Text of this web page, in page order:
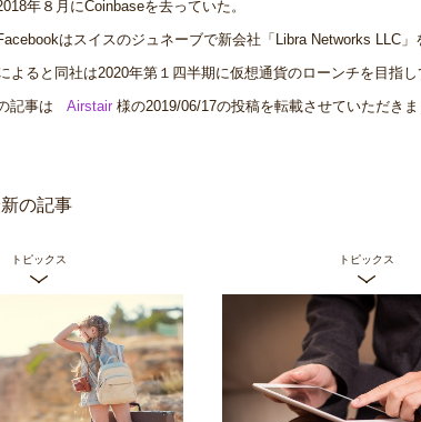
年８月にCoinbaseを去っていた。
はスイスのジュネーブで新会社「Libra Networks LLC
よると同社は2020年第１四半期に仮想通貨のローンチを目指
記事は Airstair 様の2019/06/17の投稿を転載させていただきま
の記事
トピックス トピックス